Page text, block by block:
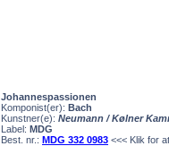
Johannespassionen
Komponist(er): Bach
Kunstner(e): Neumann / Kølner
Label: MDG
Best. nr.: MDG 332 0983 <<< Klik for